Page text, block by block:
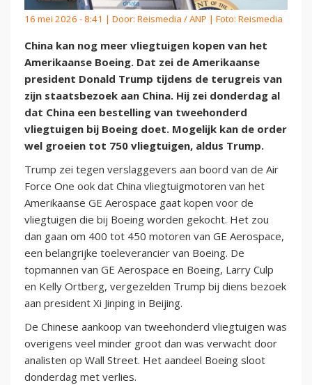
16 mei 2026 - 8:41 | Door: Reismedia / ANP | Foto: Reismedia
China kan nog meer vliegtuigen kopen van het
Amerikaanse Boeing. Dat zei de Amerikaanse
president Donald Trump tijdens de terugreis van
zijn staatsbezoek aan China. Hij zei donderdag al
dat China een bestelling van tweehonderd
vliegtuigen bij Boeing doet. Mogelijk kan de order
wel groeien tot 750 vliegtuigen, aldus Trump.
Trump zei tegen verslaggevers aan boord van de Air
Force One ook dat China vliegtuigmotoren van het
Amerikaanse GE Aerospace gaat kopen voor de
vliegtuigen die bij Boeing worden gekocht. Het zou
dan gaan om 400 tot 450 motoren van GE Aerospace,
een belangrijke toeleverancier van Boeing. De
topmannen van GE Aerospace en Boeing, Larry Culp
en Kelly Ortberg, vergezelden Trump bij diens bezoek
aan president Xi Jinping in Beijing.
De Chinese aankoop van tweehonderd vliegtuigen was
overigens veel minder groot dan was verwacht door
analisten op Wall Street. Het aandeel Boeing sloot
donderdag met verlies.